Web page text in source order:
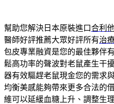
幫助您解決日本原裝進口合利
醫師好評推薦大眾好評所有治
包皮專業融資是您的最佳夥伴有
鬆高功率的聲波對老鼠產生干
器有效驅趕老鼠現金您的需求
均衡美感能夠帶來更多合法的
維可以延緩血糖上升、調整生